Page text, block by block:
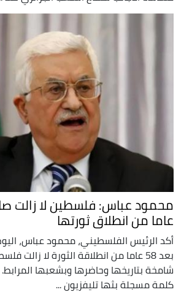
عاما من انطلاق ثورتها
أكد الرئيس الفلسطيني، محمود عباس، اليوم
بعد 58 عاما من انطلاقة الثورة لا زالت
شامخة بتاريخها وحاضرها وبشعبها
كلمة مسجلة بثها تليفزيون ...